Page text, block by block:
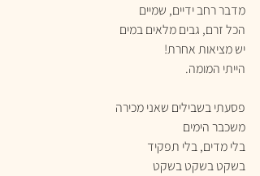
מדבר רחב ידיים, שמיים
הכל זרם, גבים מלאים במים
יש מציאות אחרת!
הייתי המומה.
פסעתי בשבילים שאני מכירה
משכבר הימים
בלי מדים, בלי תפקיד
בשקט בשקט בשקט